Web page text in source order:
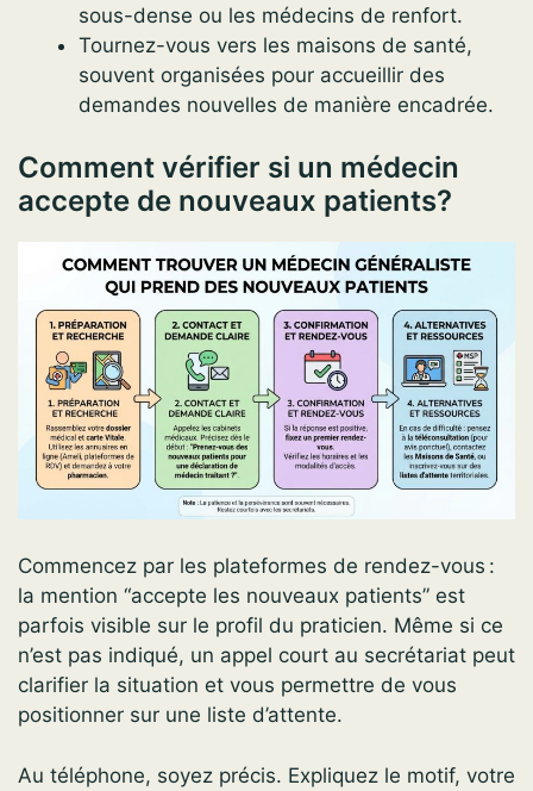
sous-dense ou les médecins de renfort.
Tournez-vous vers les maisons de santé,
souvent organisées pour accueillir des
demandes nouvelles de manière encadrée.
Comment vérifier si un médecin
accepte de nouveaux patients?
Commencez par les plateformes de rendez-vous :
la mention “accepte les nouveaux patients” est
parfois visible sur le profil du praticien. Même si ce
n’est pas indiqué, un appel court au secrétariat peut
clarifier la situation et vous permettre de vous
positionner sur une liste d’attente.
Au téléphone, soyez précis. Expliquez le motif, votre